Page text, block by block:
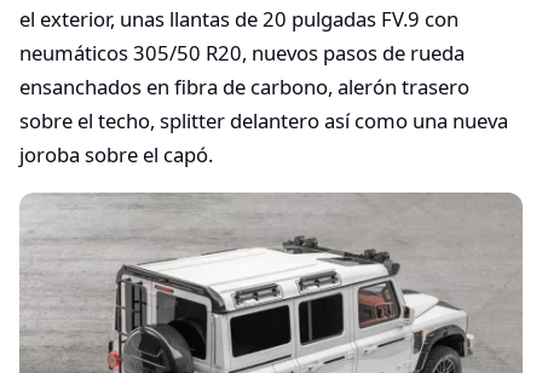
el exterior, unas llantas de 20 pulgadas FV.9 con
neumáticos 305/50 R20, nuevos pasos de rueda
ensanchados en fibra de carbono, alerón trasero
sobre el techo, splitter delantero así como una nueva
joroba sobre el capó.